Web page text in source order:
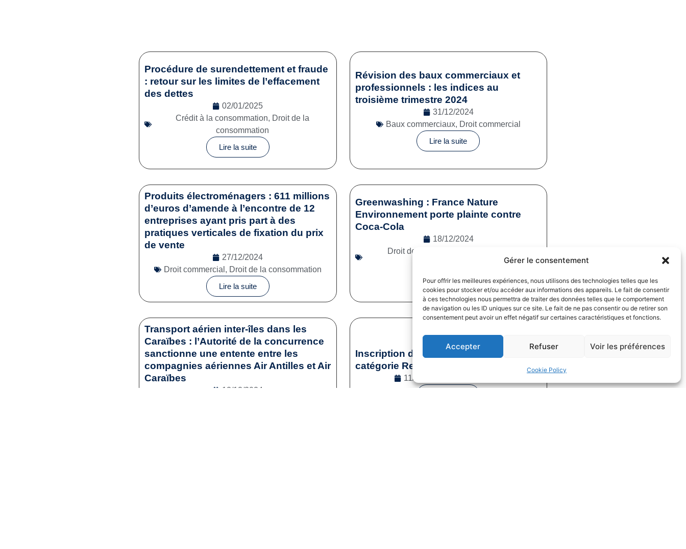
Gérer le consentement
Pour offrir les meilleures expériences, nous utilisons des technologies telles que les
cookies pour stocker et/ou accéder aux informations des appareils. Le fait de consentir
à ces technologies nous permettra de traiter des données telles que le comportement
de navigation ou les ID uniques sur ce site. Le fait de ne pas consentir ou de retirer son
consentement peut avoir un effet négatif sur certaines caractéristiques et fonctions.
Accepter Refuser Voir les préférences
Cookie Policy
Procédure de surendettement et fraude
: retour sur les limites de l’effacement
des dettes
02/01/2025
Crédit à la consommation, Droit de la
consommation
Lire la suite
Révision des baux commerciaux et
professionnels : les indices au
troisième trimestre 2024
31/12/2024
Baux commerciaux, Droit commercial
Lire la suite
Produits électroménagers : 611 millions
d’euros d’amende à l’encontre de 12
entreprises ayant pris part à des
pratiques verticales de fixation du prix
de vente
27/12/2024
Droit commercial , Droit de la consommation
Lire la suite
Greenwashing : France Nature
Environnement porte plainte contre
Coca-Cola
18/12/2024
Droit de la consommation
Lire la suite
Transport aérien inter-îles dans les
Caraïbes : l’Autorité de la concurrence
sanctionne une entente entre les
compagnies aériennes Air Antilles et Air
Caraïbes
12/12/2024
Inscription des sportifs dans la
catégorie Reconversion
11/12/2024